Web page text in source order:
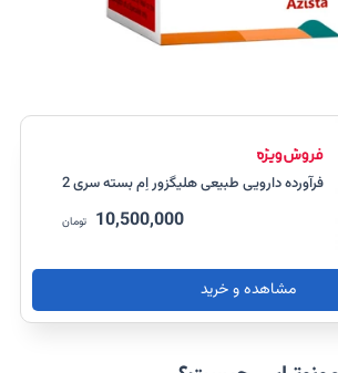
فرآورده دارویی طبیعی هلیگزور اِم بسته سری 2
10,500,000 تومان
مشاهده و خرید